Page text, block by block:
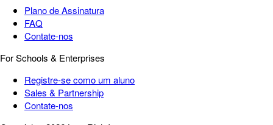
Plano de Assinatura
FAQ
Contate-nos
For Schools & Enterprises
Registre-se como um aluno
Sales & Partnership
Contate-nos